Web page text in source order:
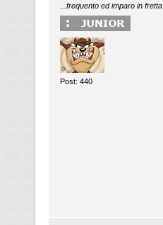
...frequento ed imparo in fretta
Post: 440